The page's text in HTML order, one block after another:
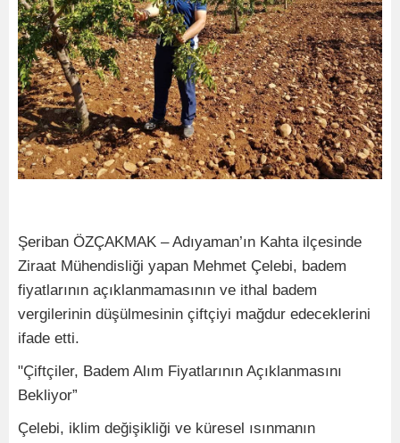
Şeriban ÖZÇAKMAK – Adıyaman’ın Kahta ilçesinde
Ziraat Mühendisliği yapan Mehmet Çelebi, badem
fiyatlarının açıklanmamasının ve ithal badem
vergilerinin düşülmesinin çiftçiyi mağdur edeceklerini
ifade etti.
"Çiftçiler, Badem Alım Fiyatlarının Açıklanmasını
Bekliyor”
Çelebi, iklim değişikliği ve küresel ısınmanın